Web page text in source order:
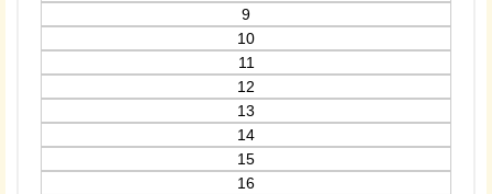
9
10
11
12
13
14
15
16